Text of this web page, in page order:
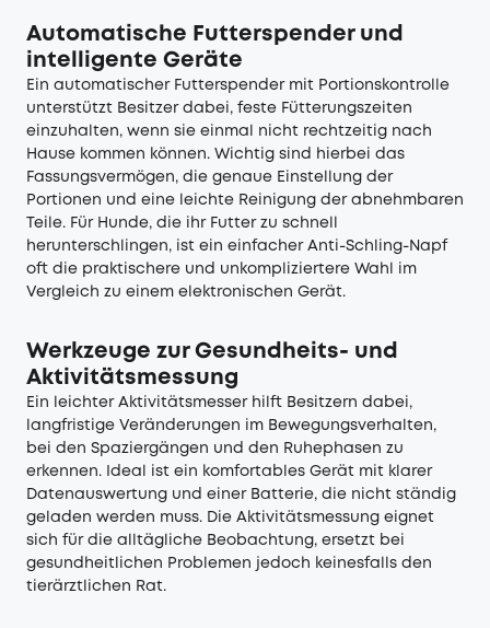
Automatische Futterspender und
intelligente Geräte
Ein automatischer Futterspender mit Portionskontrolle
unterstützt Besitzer dabei, feste Fütterungszeiten
einzuhalten, wenn sie einmal nicht rechtzeitig nach
Hause kommen können. Wichtig sind hierbei das
Fassungsvermögen, die genaue Einstellung der
Portionen und eine leichte Reinigung der abnehmbaren
Teile. Für Hunde, die ihr Futter zu schnell
herunterschlingen, ist ein einfacher Anti-Schling-Napf
oft die praktischere und unkompliziertere Wahl im
Vergleich zu einem elektronischen Gerät.
Werkzeuge zur Gesundheits- und
Aktivitätsmessung
Ein leichter Aktivitätsmesser hilft Besitzern dabei,
langfristige Veränderungen im Bewegungsverhalten,
bei den Spaziergängen und den Ruhephasen zu
erkennen. Ideal ist ein komfortables Gerät mit klarer
Datenauswertung und einer Batterie, die nicht ständig
geladen werden muss. Die Aktivitätsmessung eignet
sich für die alltägliche Beobachtung, ersetzt bei
gesundheitlichen Problemen jedoch keinesfalls den
tierärztlichen Rat.